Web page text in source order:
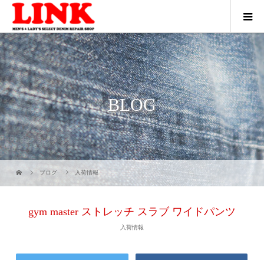
BLOG
ブログ 入荷情報
gym master ストレッチ スラブ ワイドパンツ
入荷情報